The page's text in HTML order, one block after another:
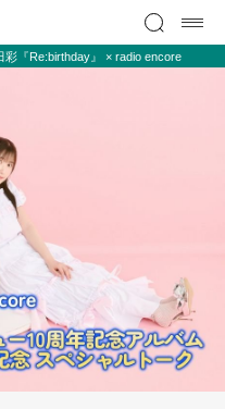
彩『Re:birthday』 × radio encore